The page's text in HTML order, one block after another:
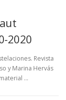
2020
Revista
y Marina Hervás
…